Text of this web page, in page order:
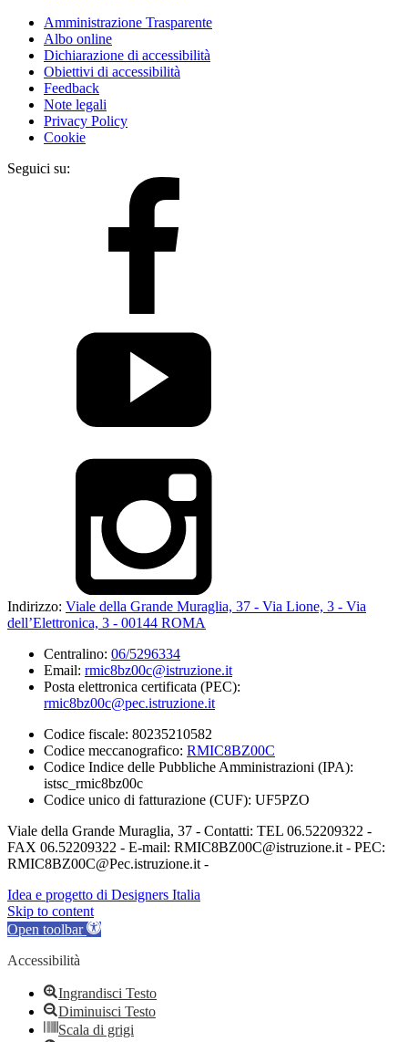
Amministrazione Trasparente
Albo online
Dichiarazione di accessibilità
Obiettivi di accessibilità
Feedback
Note legali
Privacy Policy
Cookie
Seguici su:
Indirizzo: Viale della Grande Muraglia, 37 - Via Lione, 3 - Via
dell’Elettronica, 3 - 00144 ROMA
Centralino: 06/5296334
Email: rmic8bz00c@istruzione.it
Posta elettronica certificata (PEC):
rmic8bz00c@pec.istruzione.it
Codice fiscale: 80235210582
Codice meccanografico: RMIC8BZ00C
Codice Indice delle Pubbliche Amministrazioni (IPA):
istsc_rmic8bz00c
Codice unico di fatturazione (CUF): UF5PZO
Viale della Grande Muraglia, 37 - Contatti: TEL 06.52209322 -
FAX 06.52209322 - E-mail: RMIC8BZ00C@istruzione.it - PEC:
RMIC8BZ00C@Pec.istruzione.it -
Idea e progetto di Designers Italia
Skip to content
Open toolbar
Accessibilità
Ingrandisci Testo
Diminuisci Testo
Scala di grigi